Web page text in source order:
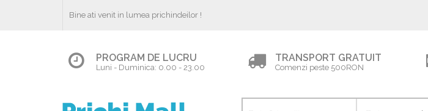
Bine ati venit in lumea prichindeilor !
PROGRAM DE LUCRU
Luni - Duminica: 0.00 - 23.00
TRANSPORT GRATUIT
Comenzi peste 500RON